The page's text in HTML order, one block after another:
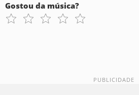
Gostou da música?